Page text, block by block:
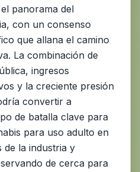
panorama del
con un consenso
que allana el camino
La combinación de
ingresos
y la creciente presión
convertir a
de batalla clave para
para uso adulto en
de la industria y
de cerca para